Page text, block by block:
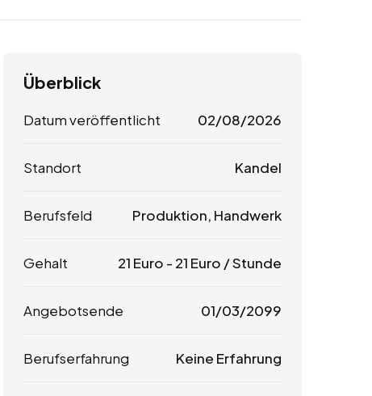
Überblick
Datum veröffentlicht 02/08/2026
Standort Kandel
Berufsfeld Produktion, Handwerk
Gehalt 21 Euro - 21 Euro / Stunde
Angebotsende 01/03/2099
Berufserfahrung Keine Erfahrung